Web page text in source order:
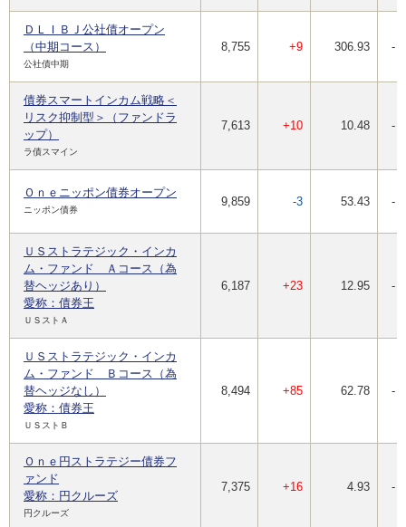
ＤＬＩＢＪ公社債オープン
（中期コース）
公社債中期
8,755 +9 306.93 -
債券スマートインカム戦略＜
リスク抑制型＞（ファンドラ
ップ）
ラ債スマイン
7,613 +10 10.48 -
Ｏｎｅニッポン債券オープン
ニッポン債券
9,859 -3 53.43 -
ＵＳストラテジック・インカ
ム・ファンド Ａコース（為
替ヘッジあり）
愛称：債券王
ＵＳストＡ
6,187 +23 12.95 -
ＵＳストラテジック・インカ
ム・ファンド Ｂコース（為
替ヘッジなし）
愛称：債券王
ＵＳストＢ
8,494 +85 62.78 -
Ｏｎｅ円ストラテジー債券フ
ァンド
愛称：円クルーズ
円クルーズ
7,375 +16 4.93 -